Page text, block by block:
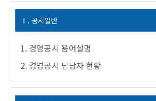
Ⅰ. 공시일반
1. 경영공시 용어설명
2. 경영공시 담당자 현황